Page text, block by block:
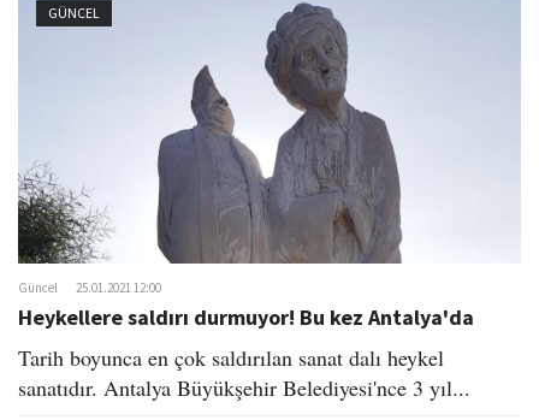
GÜNCEL
Güncel 25.01.2021 12:00
Heykellere saldırı durmuyor! Bu kez Antalya'da
Tarih boyunca en çok saldırılan sanat dalı heykel
sanatıdır. Antalya Büyükşehir Belediyesi'nce 3 yıl...